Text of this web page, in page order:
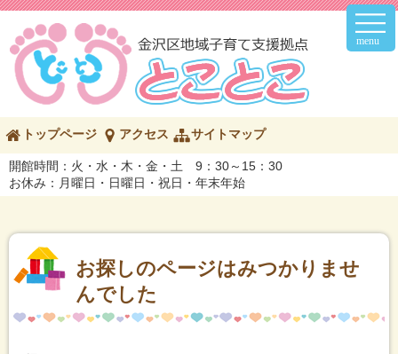
メ
メ
の
ペ
ー
ジ
容
トップページ アクセス サイトマップ
開館時間：火・水・木・金・土 9：30～15：30
お休み：月曜日・日曜日・祝日・年末年始
お探しのページはみつかりませ
んでした